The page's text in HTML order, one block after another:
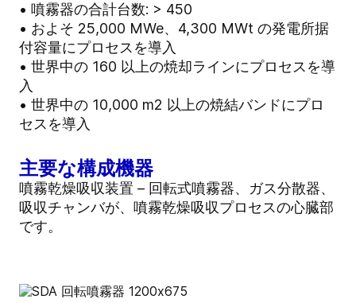
• 噴霧器の合計台数: > 450
• およそ 25,000 MWe、4,300 MWt の発電所据
付容量にプロセスを導入
• 世界中の 160 以上の焼却ラインにプロセスを導
入
• 世界中の 10,000 m2 以上の焼結バンドにプロ
セスを導入
主要な構成機器
噴霧乾燥吸収装置 – 回転式噴霧器、ガス分散器、
吸収チャンバが、噴霧乾燥吸収プロセスの心臓部
です。